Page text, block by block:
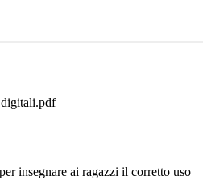
insegnare ai ragazzi il corretto uso